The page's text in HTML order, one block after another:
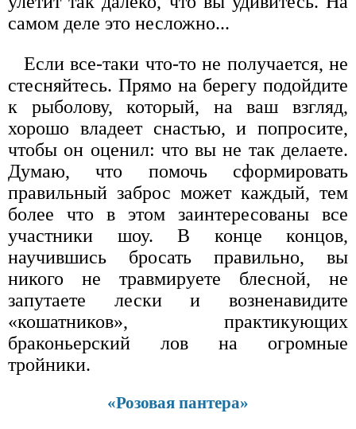
самом деле это несложно...
Если все-таки что-то не получается, не
стесняйтесь. Прямо на берегу подойдите
к рыболову, который, на ваш взгляд,
хорошо владеет снастью, и попросите,
чтобы он оценил: что вы не так делаете.
Думаю, что помочь сформировать
правильный заброс может каждый, тем
более что в этом заинтересованы все
участники шоу. В конце концов,
научившись бросать правильно, вы
никого не травмируете блесной, не
запутаете лески и возненавидите
«кошатников», практикующих
браконьерский лов на огромные
тройники.
«Розовая пантера»